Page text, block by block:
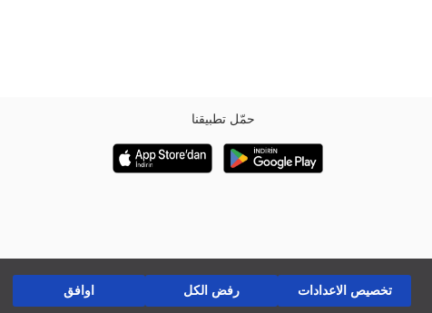
تخصيص الاعدادات رفض الكل اوافق
حمّل تطبيقنا